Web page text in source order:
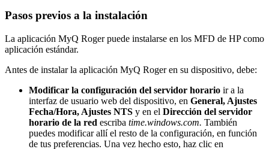
Pasos previos a la instalación
La aplicación MyQ Roger puede instalarse en los MFD de HP como
aplicación estándar.
Antes de instalar la aplicación MyQ Roger en su dispositivo, debe:
Modificar la configuración del servidor horario ir a la
interfaz de usuario web del dispositivo, en General, Ajustes
Fecha/Hora, Ajustes NTS y en el Dirección del servidor
horario de la red escriba time.windows.com. También
puedes modificar allí el resto de la configuración, en función
de tus preferencias. Una vez hecho esto, haz clic en